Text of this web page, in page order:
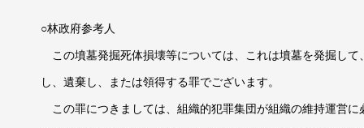
○林政府参考人
この墳墓発掘死体損壊等については、これは墳墓を発掘し
し、遺棄し、または領得する罪でございます。
この罪につきましては、組織的犯罪集団が組織の維持運営